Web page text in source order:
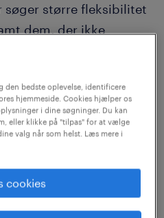
større fleksibilitet
dem, der ikke
Selv om pandemiens
er fremtiden stadig
en hybrid
at dine
på eventuelle
arbejdsrammerne.
den bedste oplevelse, identificere
hjemmeside. Cookies hjælper os
i dine søgninger. Du kan
eller klikke på "tilpas" for at vælge
valg når som helst. Læs mere i
cookies